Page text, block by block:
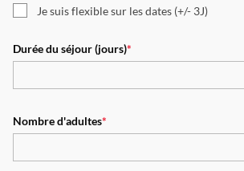
Je suis flexible sur les dates (+/- 3J)
Durée du séjour (jours)*
Nombre d'adultes*